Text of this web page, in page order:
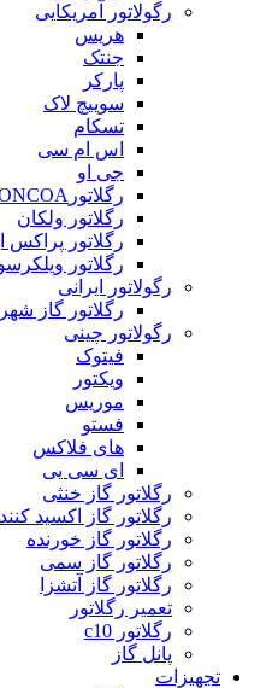
رگولاتور آمریکایی
هریس
جنتک
پارکر
سوییچ لاک
تسکام
اس ام سی
جی او
رگلاتورCONCOA
رگلاتور ولکان
رگلاتور پراکس
رگلاتور
رگولاتور ایرانی
رگلاتور گاز
رگولاتور چینی
فیتوک
ویکتور
موریس
فستو
های فلاکس
ای سی یی
رگلاتور گاز خنثی
رگلاتور گاز اکسید
رگلاتور گاز خورنده
رگلاتور گاز سمی
رگلاتور گاز آتشزا
تعمیر رگلاتور
رگلاتور c10
پانل گاز
تجهیزات